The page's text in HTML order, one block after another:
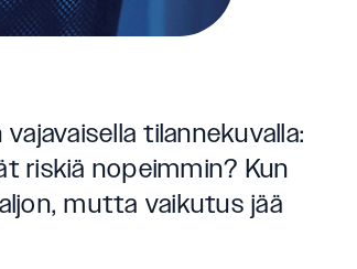
tilannekuvalla:
riskiä nopeimmin? Kun
mutta vaikutus jää